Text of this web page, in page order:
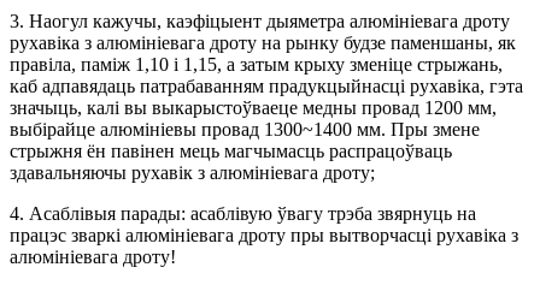
3. Наогул кажучы, каэфіцыент дыяметра алюмініевага дроту
рухавіка з алюмініевага дроту на рынку будзе паменшаны, як
правіла, паміж 1,10 і 1,15, а затым крыху зменіце стрыжань,
каб адпавядаць патрабаванням прадукцыйнасці рухавіка, гэта
значыць, калі вы выкарыстоўваеце медны провад 1200 мм,
выбірайце алюмініевы провад 1300~1400 мм. Пры змене
стрыжня ён павінен мець магчымасць распрацоўваць
здавальняючы рухавік з алюмініевага дроту;
4. Асаблівыя парады: асаблівую ўвагу трэба звярнуць на
працэс зваркі алюмініевага дроту пры вытворчасці рухавіка з
алюмініевага дроту!